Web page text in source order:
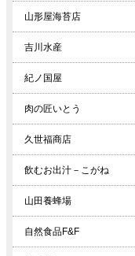
山形屋海苔店
吉川水産
紀ノ国屋
肉の匠いとう
久世福商店
飲むお出汁－こがね
山田養蜂場
自然食品F&F